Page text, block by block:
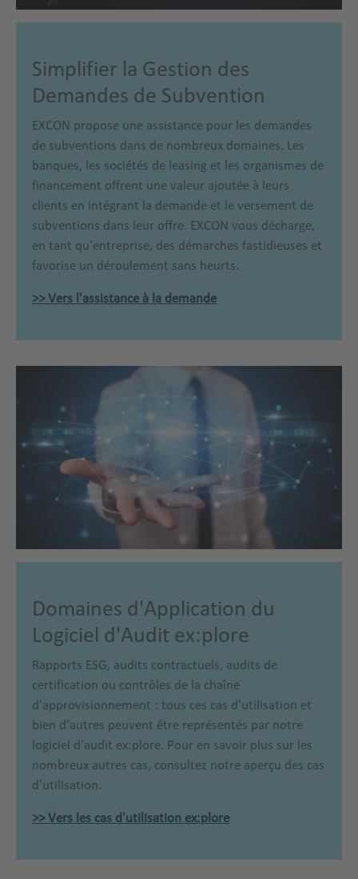
Simplifier la Gestion des
Demandes de Subvention
EXCON propose une assistance pour les demandes
de subventions dans de nombreux domaines. Les
banques, les sociétés de leasing et les organismes de
financement offrent une valeur ajoutée à leurs
clients en intégrant la demande et le versement de
subventions dans leur offre. EXCON vous décharge,
en tant qu'entreprise, des démarches fastidieuses et
favorise un déroulement sans heurts.
>> Vers l'assistance à la demande
Domaines d'Application du
Logiciel d'Audit ex:plore
Rapports ESG, audits contractuels, audits de
certification ou contrôles de la chaîne
d'approvisionnement : tous ces cas d'utilisation et
bien d'autres peuvent être représentés par notre
logiciel d'audit ex:plore. Pour en savoir plus sur les
nombreux autres cas, consultez notre aperçu des cas
d'utilisation.
>> Vers les cas d'utilisation ex:plore